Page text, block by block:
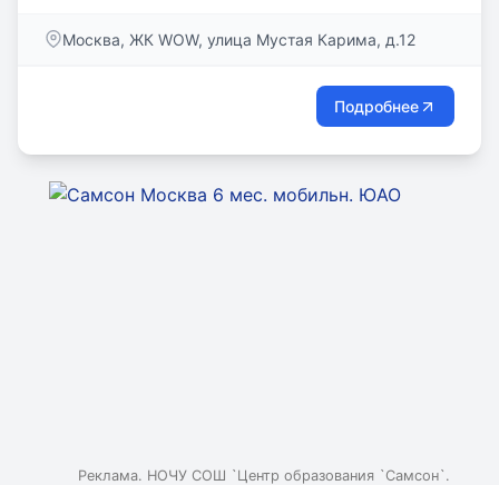
Москва, ЖК WOW, улица Мустая Карима, д.12
Подробнее
Реклама. НОЧУ СОШ `Центр образования `Самсон`.